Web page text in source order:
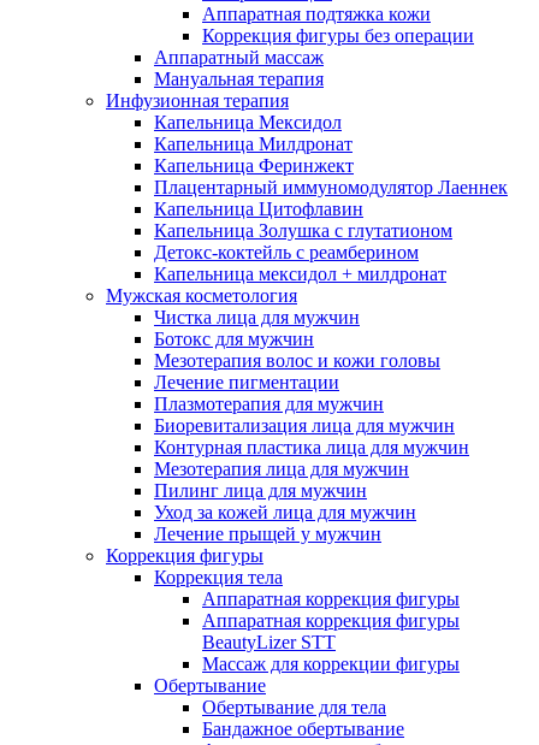
Аппаратная подтяжка кожи
Коррекция фигуры без операции
Аппаратный массаж
Мануальная терапия
Инфузионная терапия
Капельница Мексидол
Капельница Милдронат
Капельница Феринжект
Плацентарный иммуномодулятор Лаеннек
Капельница Цитофлавин
Капельница Золушка с глутатионом
Детокс-коктейль с реамберином
Капельница мексидол + милдронат
Мужская косметология
Чистка лица для мужчин
Ботокс для мужчин
Мезотерапия волос и кожи головы
Лечение пигментации
Плазмотерапия для мужчин
Биоревитализация лица для мужчин
Контурная пластика лица для мужчин
Мезотерапия лица для мужчин
Пилинг лица для мужчин
Уход за кожей лица для мужчин
Лечение прыщей у мужчин
Коррекция фигуры
Коррекция тела
Аппаратная коррекция фигуры
Аппаратная коррекция фигуры
BeautyLizer STT
Массаж для коррекции фигуры
Обертывание
Обертывание для тела
Бандажное обертывание